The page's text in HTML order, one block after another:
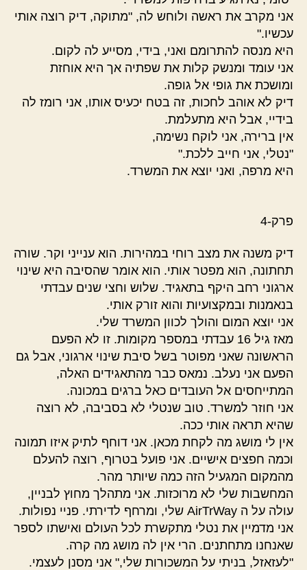
אני מקרב את ראשה ולוחש לה, "מתוקה, דיק רוצה אותי
עכשיו."
היא מנסה להתרומם ואני, בידי, מסייע לה לקום.
אני עומד ומנשק קלות את שפתיה אך היא אוחזת
ומושכת את גופי אל גופה.
דיק לא אוהב לחכות, זה בטח יכעיס אותו, אני רומז לה
בידיי, אבל היא מתעלמת.
אין ברירה, אני לוקח נשימה,
"נטלי, אני חייב ללכת."
היא מרפה, ואני יוצא את המשרד.
פרק-4
דיק משנה את מצב רוחי במהירות. הוא ענייני וקר. שורה
תחתונה, הוא מפטר אותי. הוא אומר שהסיבה היא שינוי
ארגוני רחב היקף בתאגיד. שלוש וחצי שנים עבדתי
בנאמנות ובמקצועיות והוא זורק אותי.
אני יוצא המום והולך לכוון המשרד שלי.
מאז גיל 16 עבדתי במספר מקומות. זו לא הפעם
הראשונה שאני מפוטר בשל סיבת שינוי ארגוני, אבל גם
הפעם אני נעלב. נמאס כבר מהתאגידים האלה,
המתייחסים אל העובדים כאל ברגים במכונה.
אני חוזר למשרד. טוב שנטלי לא בסביבה, לא רוצה
שהיא תראה אותי ככה.
אין לי מושג מה לקחת מכאן. אני דוחף לתיק איזו תמונה
וכמה חפצים אישיים. אני פועל בטרוף, רוצה להעלם
מהמקום המגעיל הזה כמה שיותר מהר.
המחשבות שלי לא מרוכזות. אני מתהלך מחוץ לבניין,
עולה על ה AirTrWay שלי, ומרחף לדירתי. פניי נפולות.
אני מדמיין את נטלי מתקשרת לכל העולם ואישתו לספר
שאנחנו מתחתנים. הרי אין לה מושג מה קרה.
"לעזאזל, בניתי על המשכורות שלי," אני מסנן לעצמי.